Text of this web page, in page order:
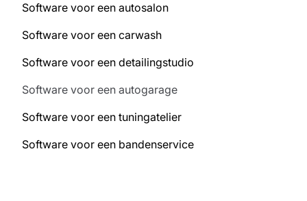
Software voor een autosalon
Software voor een carwash
Software voor een detailingstudio
Software voor een autogarage
Software voor een tuningatelier
Software voor een bandenservice